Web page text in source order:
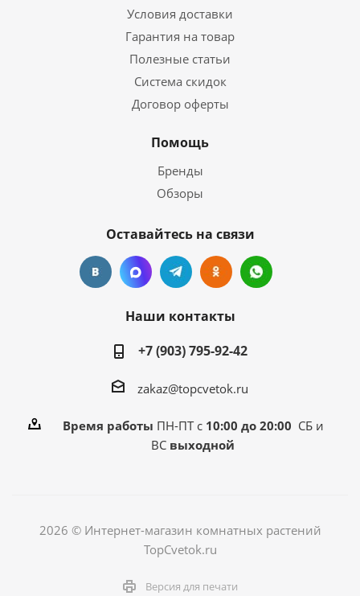
Условия доставки
Гарантия на товар
Полезные статьи
Система скидок
Договор оферты
Помощь
Бренды
Обзоры
Оставайтесь на связи
Наши контакты
+7 (903) 795-92-42
zakaz@topcvetok.ru
Время работы ПН-ПТ с 10:00 до 20:00 СБ и
ВС выходной
2026 © Интернет-магазин комнатных растений
TopCvetok.ru
Версия для печати